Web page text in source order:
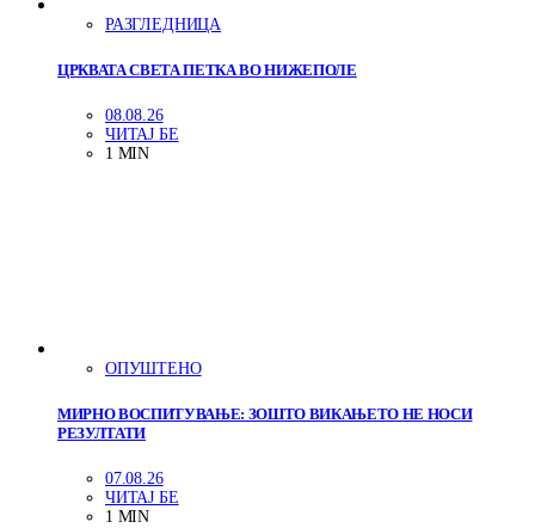
РАЗГЛЕДНИЦА
ЦРКВАТА СВЕТА ПЕТКА ВО НИЖЕПОЛЕ
08.08.26
ЧИТАЈ БЕ
1 MIN
ОПУШТЕНО
МИРНО ВОСПИТУВАЊЕ: ЗОШТО ВИКАЊЕТО НЕ НОСИ
РЕЗУЛТАТИ
07.08.26
ЧИТАЈ БЕ
1 MIN